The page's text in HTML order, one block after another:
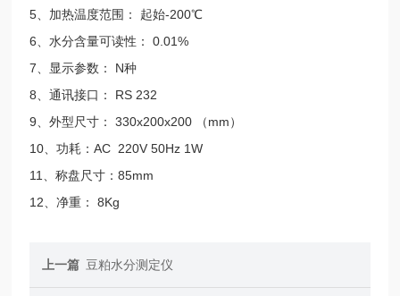
5、加热温度范围： 起始-200℃
6、水分含量可读性： 0.01%
7、显示参数： N种
8、通讯接口： RS 232
9、外型尺寸： 330x200x200 （mm）
10、功耗：AC 220V 50Hz 1W
11、称盘尺寸：85mm
12、净重： 8Kg
上一篇 豆粕水分测定仪